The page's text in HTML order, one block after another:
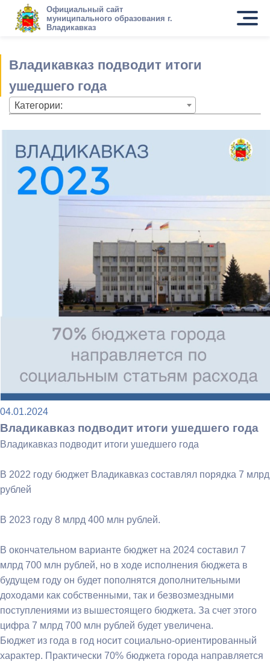
Официальный сайт
муниципального образования г.
Владикавказ
Владикавказ подводит итоги
ушедшего года
Категории:
04.01.2024
Владикавказ подводит итоги ушедшего года
Владикавказ подводит итоги ушедшего года
В 2022 году бюджет Владикавказ составлял порядка 7 млрд
рублей
В 2023 году 8 млрд 400 млн рублей.
В окончательном варианте бюджет на 2024 составил 7
млрд 700 млн рублей, но в ходе исполнения бюджета в
будущем году он будет пополнятся дополнительными
доходами как собственными, так и безвозмездными
поступлениями из вышестоящего бюджета. За счет этого
цифра 7 млрд 700 млн рублей будет увеличена.
Бюджет из года в год носит социально-ориентированный
характер. Практически 70% бюджета города направляется